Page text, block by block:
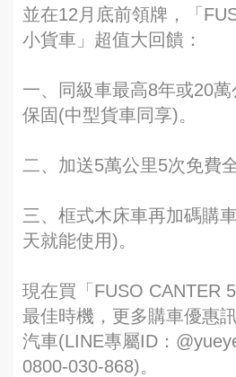
並在12月底前領牌，「
小貨車」超值大回饋：
一、同級車最高8年或20
保固(中型貨車同享)。
二、加送5萬公里5次免費
三、框式木床車再加碼購
天就能使用)。
現在買「FUSO CANTER
最佳時機，更多購車優惠
汽車(LINE專屬ID：
0800-030-868)。